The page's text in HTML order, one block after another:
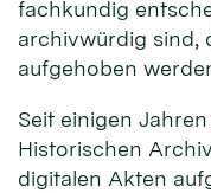
fachkundig
archivwürdig sind,
aufgehoben
Seit einigen
Historischen
digitalen Akten